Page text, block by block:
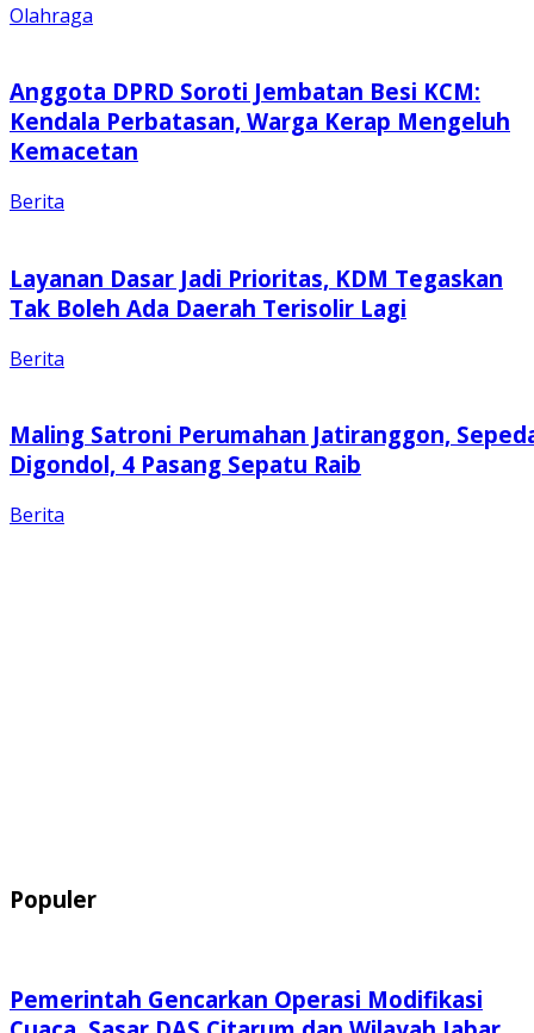
Olahraga
Anggota DPRD Soroti Jembatan Besi KCM:
Kendala Perbatasan, Warga Kerap Mengeluh
Kemacetan
Berita
Layanan Dasar Jadi Prioritas, KDM Tegaskan
Tak Boleh Ada Daerah Terisolir Lagi
Berita
Maling Satroni Perumahan Jatiranggon,
Digondol, 4 Pasang Sepatu Raib
Berita
Populer
Pemerintah Gencarkan Operasi Modifikasi